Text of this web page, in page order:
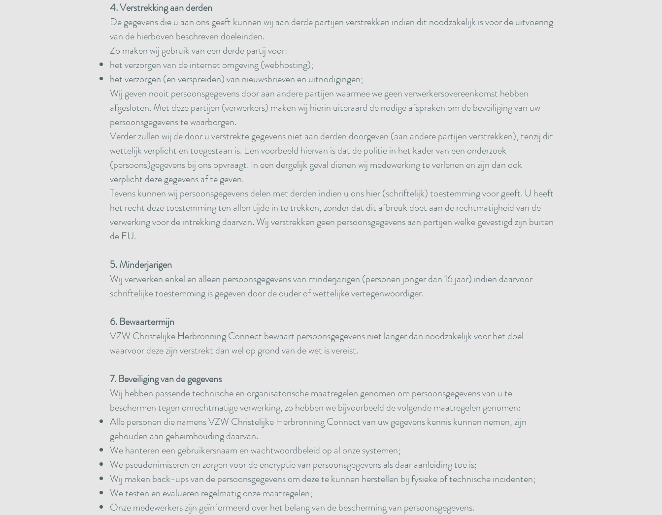
4. Verstrekking aan derden
De gegevens die u aan ons geeft kunnen wij aan derde partijen verstrekken indien dit noodzakelijk is voor de uitvoering
van de hierboven beschreven doeleinden.
Zo maken wij gebruik van een derde partij voor:
het verzorgen van de internet omgeving (webhosting);
het verzorgen (en verspreiden) van nieuwsbrieven en uitnodigingen;
Wij geven nooit persoonsgegevens door aan andere partijen waarmee we geen verwerkersovereenkomst hebben
afgesloten. Met deze partijen (verwerkers) maken wij hierin uiteraard de nodige afspraken om de beveiliging van uw
persoonsgegevens te waarborgen.
Verder zullen wij de door u verstrekte gegevens niet aan derden doorgeven (aan andere partijen verstrekken), tenzij dit
wettelijk verplicht en toegestaan is. Een voorbeeld hiervan is dat de politie in het kader van een onderzoek
(persoons)gegevens bij ons opvraagt. In een dergelijk geval dienen wij medewerking te verlenen en zijn dan ook
verplicht deze gegevens af te geven.
Tevens kunnen wij persoonsgegevens delen met derden indien u ons hier (schriftelijk) toestemming voor geeft. U heeft
het recht deze toestemming ten allen tijde in te trekken, zonder dat dit afbreuk doet aan de rechtmatigheid van de
verwerking voor de intrekking daarvan. Wij verstrekken geen persoonsgegevens aan partijen welke gevestigd zijn buiten
de EU.
5. Minderjarigen
Wij verwerken enkel en alleen persoonsgegevens van minderjarigen (personen jonger dan 16 jaar) indien daarvoor
schriftelijke toestemming is gegeven door de ouder of wettelijke vertegenwoordiger.
6. Bewaartermijn
VZW Christelijke Herbronning Connect bewaart persoonsgegevens niet langer dan noodzakelijk voor het doel
waarvoor deze zijn verstrekt dan wel op grond van de wet is vereist.
7. Beveiliging van de gegevens
Wij hebben passende technische en organisatorische maatregelen genomen om persoonsgegevens van u te
beschermen tegen onrechtmatige verwerking, zo hebben we bijvoorbeeld de volgende maatregelen genomen:
Alle personen die namens VZW Christelijke Herbronning Connect van uw gegevens kennis kunnen nemen, zijn
gehouden aan geheimhouding daarvan.
We hanteren een gebruikersnaam en wachtwoordbeleid op al onze systemen;
We pseudonimiseren en zorgen voor de encryptie van persoonsgegevens als daar aanleiding toe is;
Wij maken back-ups van de persoonsgegevens om deze te kunnen herstellen bij fysieke of technische incidenten;
We testen en evalueren regelmatig onze maatregelen;
Onze medewerkers zijn geïnformeerd over het belang van de bescherming van persoonsgegevens.